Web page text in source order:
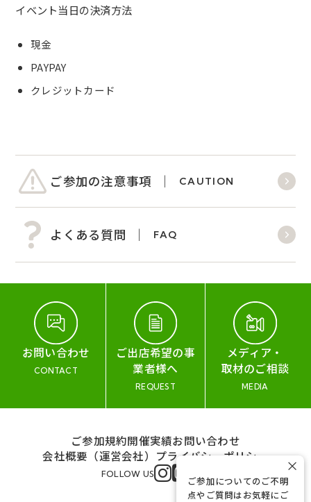
イベント当日の決済方法
現金
PAYPAY
クレジットカード
ご参加の注意事項 CAUTION
よくある質問 FAQ
お問い合わせ
CONTACT
ご出店希望の事
業者様へ
REQUEST
メディア・
取材のご相談
MEDIA
ご参加規約開催実績お問い合わせ
会社概要（運営会社） プライバシーポリシー
FOLLOW US
ご参加についてのご不明
点やご質問はお気軽にご
×